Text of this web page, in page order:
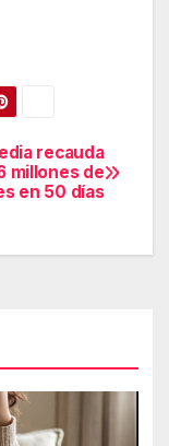
recauda
millones de
en 50 días